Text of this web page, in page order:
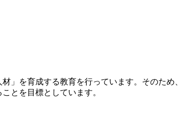
」を育成する教育を行っています。そのため、
とを目標としています。